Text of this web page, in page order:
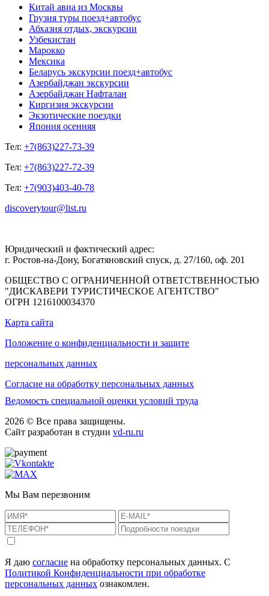
Китай авиа из Москвы
Грузия туры поезд+автобус
Абхазия отдых, экскурсии
Узбекистан
Марокко
Мексика
Беларусь экскурсии поезд+автобус
Азербайджан экскурсии
Азербайджан Нафталан
Киргизия экскурсии
Экзотические поездки
Япония осенняя
Тел: +7(863)227-73-39
Тел: +7(863)227-72-39
Тел: +7(903)403-40-78
discoverytour@list.ru
Юридический и фактический адрес:
г. Ростов-на-Дону, Богатяновский спуск, д. 27/160, оф. 201
ОБЩЕСТВО С ОГРАНИЧЕННОЙ ОТВЕТСТВЕННОСТЬЮ
"ДИСКАВЕРИ ТУРИСТИЧЕСКОЕ АГЕНТСТВО"
ОГРН 1216100034370
Карта сайта
Положение о конфиденциальности и защите
персональных данных
Согласие на обработку персональных данных
Ведомость специальной оценки условий труда
2026 © Все права защищены.
Сайт разработан в студии vd-ru.ru
Мы Вам перезвоним
Я даю согласие на обработку персональных данных. С
Политикой Конфиденциальности при обработке
персональных данных ознакомлен.